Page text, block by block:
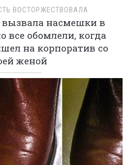
ВОСТОРЖЕСТВОВАЛА
вызвала насмешки в
все обомлели, когда
на корпоратив со
женой